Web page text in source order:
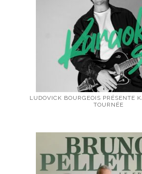
LUDOVICK BOURGEOIS PRÉSENTE
TOURNÉE